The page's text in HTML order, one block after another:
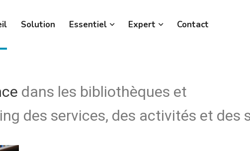
Solution Essentiel Expert Contact
dans les bibliothèques et
des services, des activités et des